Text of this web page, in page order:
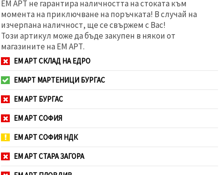
ЕМ АРТ не гарантира наличността на стоката към
момента на приключване на поръчката! В случай на
изчерпана наличност, ще се свържем с Вас!
Този артикул може да бъде закупен в някои от
магазините на ЕМ АРТ.
ЕМ АРТ СКЛАД НА ЕДРО
ЕМАРТ МАРТЕНИЦИ БУРГАС
ЕМ АРТ БУРГАС
ЕМ АРТ СОФИЯ
ЕМ АРТ СОФИЯ НДК
ЕМ АРТ СТАРА ЗАГОРА